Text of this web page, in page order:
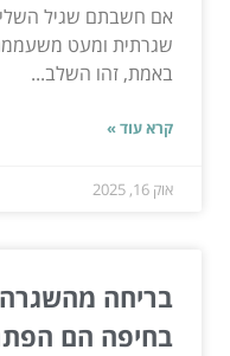
אם חשבתם שגיל
שגרתית ומעט
באמת, זהו השלב...
קרא עוד »
אוק 16, 2025
בריחה
בחיפה הם